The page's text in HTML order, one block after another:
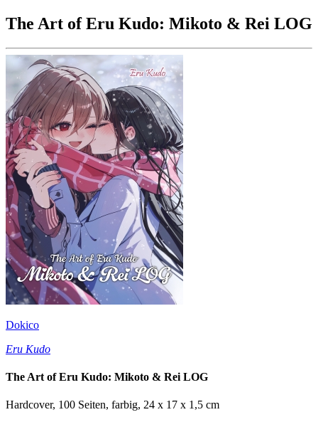
The Art of Eru Kudo: Mikoto & Rei LOG
Dokico
Eru Kudo
The Art of Eru Kudo: Mikoto & Rei LOG
Hardcover, 100 Seiten, farbig, 24 x 17 x 1,5 cm